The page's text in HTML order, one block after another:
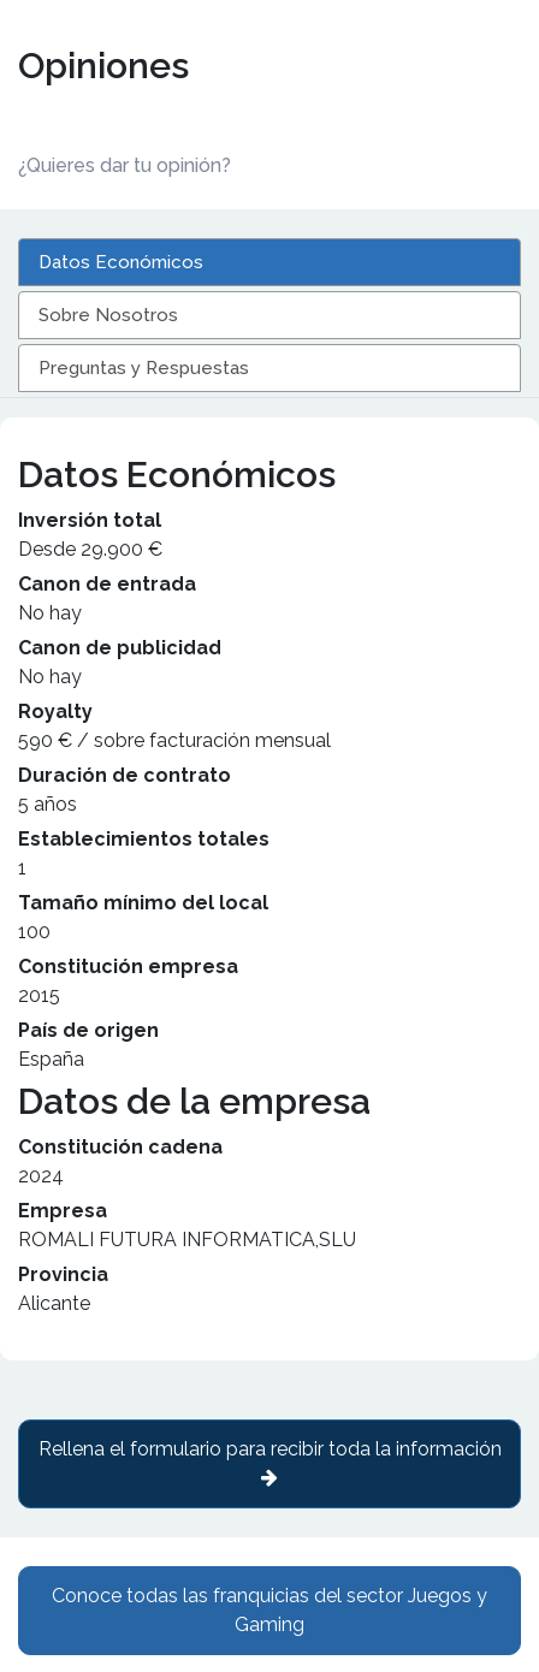
Opiniones
¿Quieres dar tu opinión?
Datos Económicos
Sobre Nosotros
Preguntas y Respuestas
Datos Económicos
Inversión total
Desde 29.900 €
Canon de entrada
No hay
Canon de publicidad
No hay
Royalty
590 € / sobre facturación mensual
Duración de contrato
5 años
Establecimientos totales
1
Tamaño mínimo del local
100
Constitución empresa
2015
País de origen
España
Datos de la empresa
Constitución cadena
2024
Empresa
ROMALI FUTURA INFORMATICA,SLU
Provincia
Alicante
Conoce todas las franquicias del sector Juegos y
Gaming